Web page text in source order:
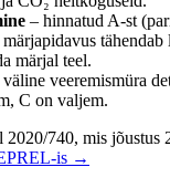
– hinnatud A-st
tähendab
märjal teel.
väline veeremismüra
C on valjem.
740, mis jõustus
is →